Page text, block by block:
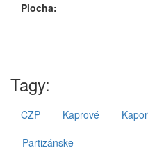
Plocha:
Tagy:
CZP Kaprové Kapor
Partizánske